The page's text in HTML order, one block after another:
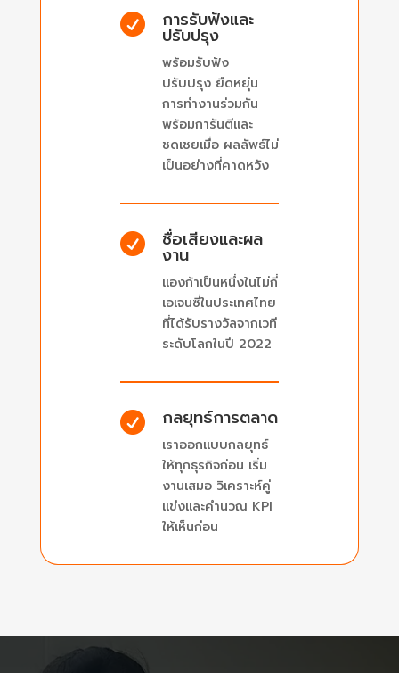
 การรับฟังและ
ปรับปรุง
พร้อมรับฟัง
ปรับปรุง ยืดหยุ่น
การทำงานร่วมกัน
พร้อมการันตีและ
ชดเชยเมื่อ ผลลัพธ์ไม่
เป็นอย่างที่คาดหวัง
 ชื่อเสียงและผล
งาน
แองก้าเป็นหนึ่งในไม่กี่
เอเจนซี่ในประเทศไทย
ที่ได้รับรางวัลจากเวที
ระดับโลกในปี 2022
 กลยุทธ์การตลาด
เราออกแบบกลยุทธ์
ให้ทุกธุรกิจก่อน เริ่ม
งานเสมอ วิเคราะห์คู่
แข่งและคำนวณ KPI
ให้เห็นก่อน